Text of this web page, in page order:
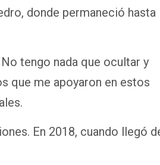
donde permaneció hasta
tengo nada que ocultar y
que me apoyaron en estos
En 2018, cuando llegó